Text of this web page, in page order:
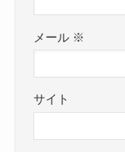
メール ※
サイト